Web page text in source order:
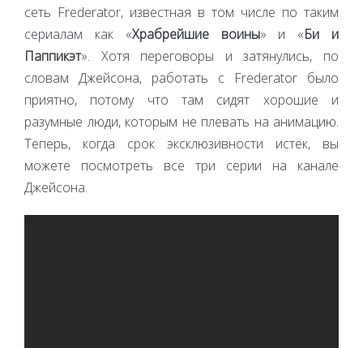
сеть Frederator, известная в том числе по таким
сериалам как «Храбрейшие воины» и «Би и
Паппикэт». Хотя переговоры и затянулись, по
словам Джейсона, работать с Frederator было
приятно, потому что там сидят хорошие и
разумные люди, которым не плевать на анимацию.
Теперь, когда срок эксклюзивности истёк, вы
можете посмотреть все три серии на канале
Джейсона.